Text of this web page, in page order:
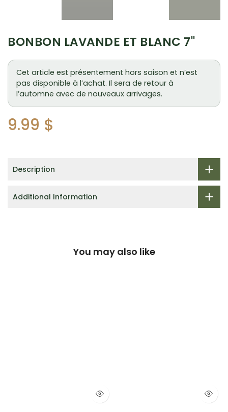
BONBON LAVANDE ET BLANC 7"
Cet article est présentement hors saison et n’est
pas disponible à l’achat. Il sera de retour à
l’automne avec de nouveaux arrivages.
9.99 $
Description
Additional Information
You may also like